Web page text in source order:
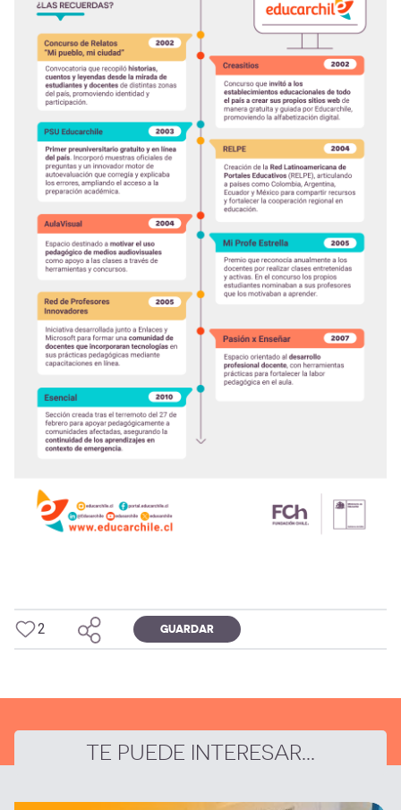
2 GUARDAR
TE PUEDE INTERESAR...